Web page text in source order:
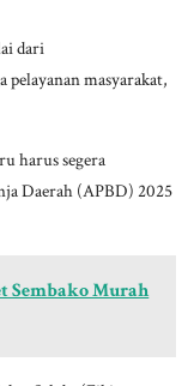
dari
masyarakat,
harus segera
Daerah (APBD) 2025
Sembako Murah